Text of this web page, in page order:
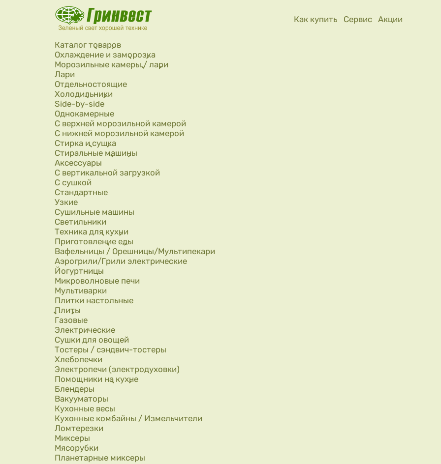
Перейти к основному содержанию
Как купить
Сервис Акции
Каталог товаров
Охлаждение и заморозка
Морозильные камеры / лари
Лари
Отдельностоящие
Холодильники
Side-by-side
Однокамерные
С верхней морозильной камерой
С нижней морозильной камерой
Стирка и сушка
Стиральные машины
Аксессуары
С вертикальной загрузкой
С сушкой
Стандартные
Узкие
Сушильные машины
Светильники
Техника для кухни
Приготовление еды
Вафельницы / Орешницы/Мультипекари
Аэрогрили/Грили электрические
Йогуртницы
Микроволновые печи
Мультиварки
Плитки настольные
Плиты
Газовые
Электрические
Сушки для овощей
Тостеры / сэндвич-тостеры
Хлебопечки
Электропечи (электродуховки)
Помощники на кухне
Блендеры
Вакууматоры
Кухонные весы
Кухонные комбайны / Измельчители
Ломтерезки
Миксеры
Мясорубки
Планетарные миксеры